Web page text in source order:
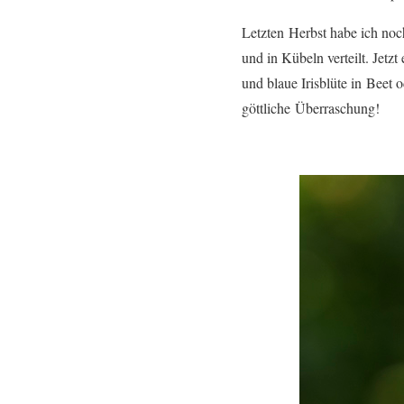
Letzten Herbst habe ich
und in Kübeln verteilt. Jetzt
und blaue Irisblüte in Beet
göttliche Überraschung!